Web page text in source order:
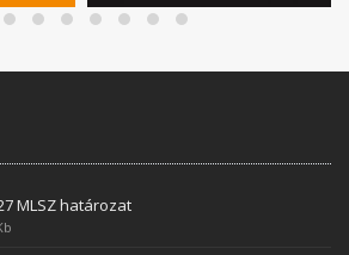
MLSZ határozat